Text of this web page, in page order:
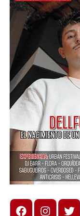
FacebookInstagram
X